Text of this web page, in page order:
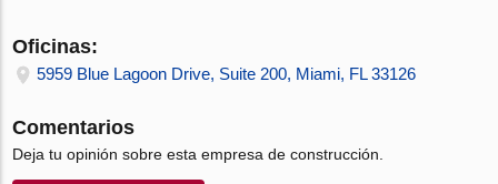
Oficinas:
5959 Blue Lagoon Drive, Suite 200, Miami, FL 33126
Comentarios
Deja tu opinión sobre esta empresa de construcción.